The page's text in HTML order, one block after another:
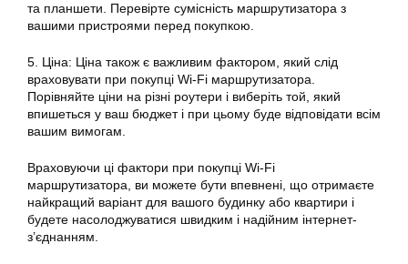
та планшети. Перевірте сумісність маршрутизатора з
вашими пристроями перед покупкою.
5. Ціна: Ціна також є важливим фактором, який слід
враховувати при покупці Wi-Fi маршрутизатора.
Порівняйте ціни на різні роутери і виберіть той, який
впишеться у ваш бюджет і при цьому буде відповідати всім
вашим вимогам.
Враховуючи ці фактори при покупці Wi-Fi
маршрутизатора, ви можете бути впевнені, що отримаєте
найкращий варіант для вашого будинку або квартири і
будете насолоджуватися швидким і надійним інтернет-
з’єднанням.